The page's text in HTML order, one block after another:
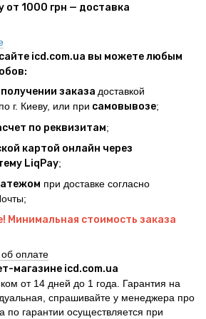
от 1000 грн — доставка
icd.com.ua вы можете любым
заказа доставкой
г. Киеву, или при самовывозе;
по реквизитам;
картой онлайн через
LiqPay;
при доставке согласно
Минимальная стоимость заказа
оплате
магазине icd.com.ua
от 14 дней до 1 года. Гарантия на
спрашивайте у менеджера про
по гарантии осуществляется при